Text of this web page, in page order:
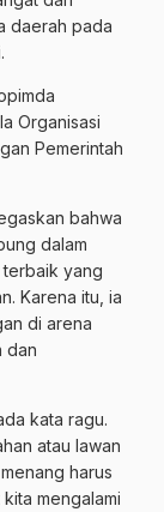
daerah pada
Organisasi
Pemerintah
bahwa
dalam
terbaik yang
Karena itu, ia
di arena
dan
kata ragu.
atau lawan
harus
mengalami